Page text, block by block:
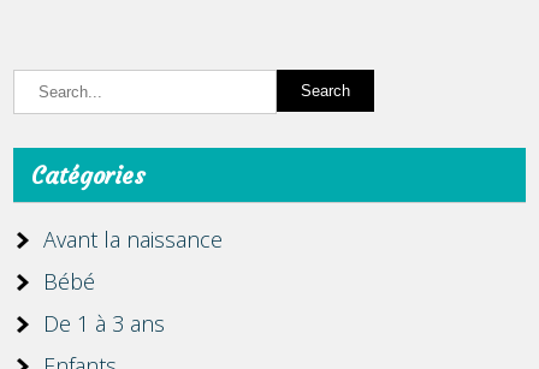
Catégories
Avant la naissance
Bébé
De 1 à 3 ans